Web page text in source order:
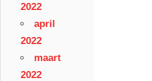
2022
april
2022
maart
2022